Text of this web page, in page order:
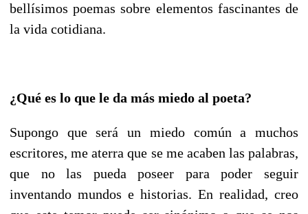
bellísimos poemas sobre elementos fascinantes de
la vida cotidiana.
¿Qué es lo que le da más miedo al poeta?
Supongo que será un miedo común a muchos
escritores, me aterra que se me acaben las palabras,
que no las pueda poseer para poder seguir
inventando mundos e historias. En realidad, creo